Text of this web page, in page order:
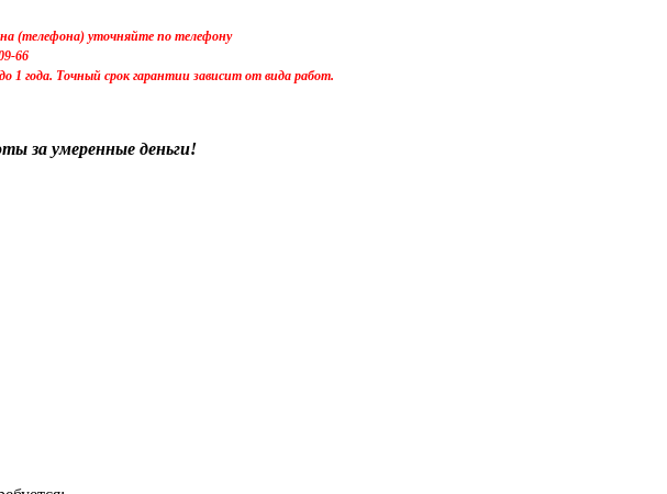
(телефона) уточняйте по телефону
66
1 года. Точный срок гарантии зависит от вида работ.
за умеренные деньги!